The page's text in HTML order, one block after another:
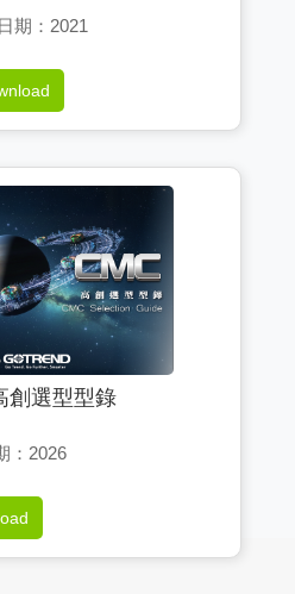
期：2021
創選型型錄
：2026